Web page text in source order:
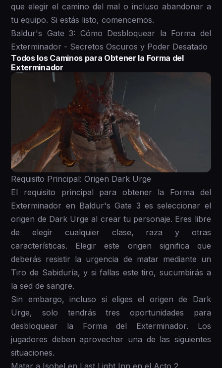
que elegir el camino del mal o incluso abandonar a
tu equipo. Si estás listo, comencemos.
Baldur's Gate 3: Cómo Desbloquear la Forma del
Exterminador - Secretos Oscuros y Poder Desatado
Todos los Caminos para Obtener la Forma del
Exterminador
Requisito Principal: Origen Dark Urge
El requisito principal para obtener la Forma del
Exterminador en Baldur's Gate 3 es seleccionar el
origen de Dark Urge al crear tu personaje. Eres libre
de elegir cualquier clase, raza y otras
características. Elegir este origen significa que
deberás resistir la urgencia de matar mediante un
Tiro de Sabiduría, y si fallas este tiro, sucumbirás a
la sed de sangre.
Sin embargo, incluso si eliges el origen de Dark
Urge, solo tendrás tres oportunidades para
desbloquear la Forma del Exterminador. Los
jugadores deben aprovechar una de las siguientes
situaciones.
Matar a Isobel en Last Light Inn en el Acto 2